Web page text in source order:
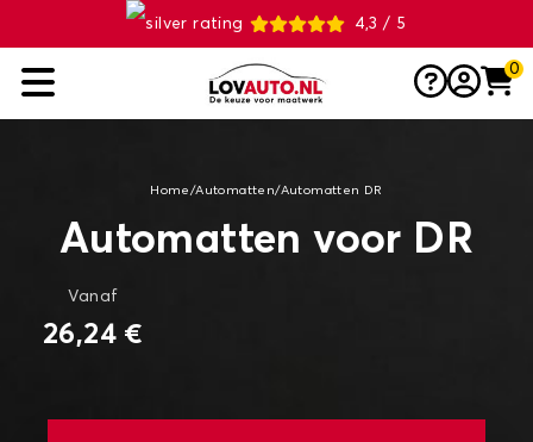
4,3 / 5
0
Home /Automatten/Automatten DR
Automatten voor DR
Vanaf
26,24 €